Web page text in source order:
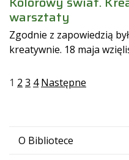
warsztaty
Zgodnie z zapowiedzią
kreatywnie. 18 maja
Stronicowanie
1 2 3 4 Następne
O Bibliotece